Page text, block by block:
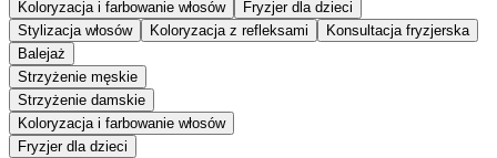
Koloryzacja i farbowanie włosów
Fryzjer dla dzieci
Stylizacja włosów
Koloryzacja z refleksami
Konsultacja fryzjerska
Balejaż
Strzyżenie męskie
Strzyżenie damskie
Koloryzacja i farbowanie włosów
Fryzjer dla dzieci